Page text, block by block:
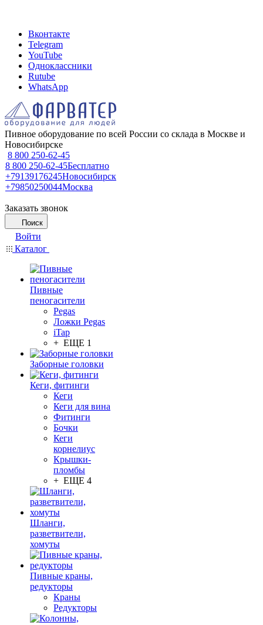
Вконтакте
Telegram
YouTube
Одноклассники
Rutube
WhatsApp
Пивное оборудование по всей России со склада в Москве и
Новосибирске
8 800 250-62-45
8 800 250-62-45Бесплатно
+79139176245Новосибирск
+79850250044Москва
Заказать звонок
Поиск
Войти
Каталог
Пивные
пеногасители
Pegas
Ложки Pegas
iTap
+ ЕЩЕ 1
Заборные головки
Кеги, фитинги
Кеги
Кеги для вина
Фитинги
Бочки
Кеги
корнелиус
Крышки-
пломбы
+ ЕЩЕ 4
Шланги,
разветвители,
хомуты
Пивные краны,
редукторы
Краны
Редукторы